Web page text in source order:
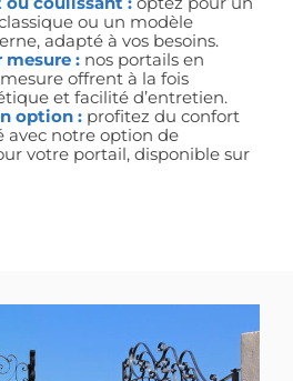
ou un modèle
adapté à vos besoins.
: nos portails en
offrent à la fois
et facilité d’entretien.
option : profitez du confort
avec notre option de
votre portail, disponible sur